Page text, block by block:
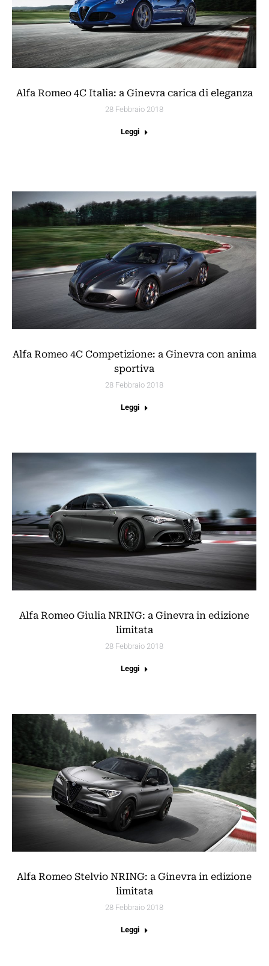
Alfa Romeo 4C Italia: a Ginevra carica di eleganza
28 Febbraio 2018
Leggi
Alfa Romeo 4C Competizione: a Ginevra con anima
sportiva
28 Febbraio 2018
Leggi
Alfa Romeo Giulia NRING: a Ginevra in edizione
limitata
28 Febbraio 2018
Leggi
Alfa Romeo Stelvio NRING: a Ginevra in edizione
limitata
28 Febbraio 2018
Leggi